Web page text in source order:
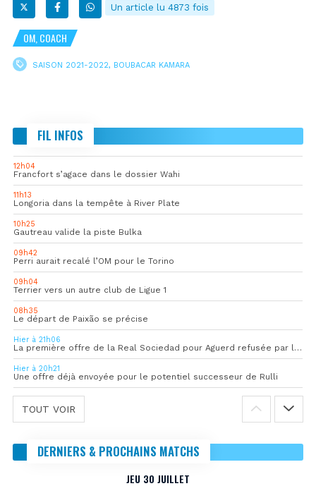
Un article lu 4873 fois
OM, COACH
SAISON 2021-2022, BOUBACAR KAMARA
FIL INFOS
12h04
Francfort s’agace dans le dossier Wahi
11h13
Longoria dans la tempête à River Plate
10h25
Gautreau valide la piste Bulka
09h42
Perri aurait recalé l’OM pour le Torino
09h04
Terrier vers un autre club de Ligue 1
08h35
Le départ de Paixão se précise
Hier à 21h06
La première offre de la Real Sociedad pour Aguerd refusée par l’OM
Hier à 20h21
Une offre déjà envoyée pour le potentiel successeur de Rulli
TOUT VOIR
DERNIERS & PROCHAINS MATCHS
JEU 30 JUILLET